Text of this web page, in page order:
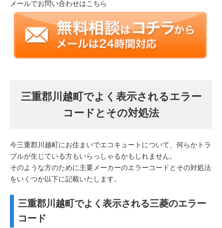
メールでお問い合わせはこちら
三重郡川越町でよく表示されるエラー
コードとその対処法
今三重郡川越町にお住まいでエコキュートについて、何らかトラ
ブルが生じている方もいらっしゃるかもしれません。
そのような方のために主要メーカーのエラーコードとその対処法
をいくつか以下に記載いたします。
三重郡川越町でよく表示される三菱のエラー
コード